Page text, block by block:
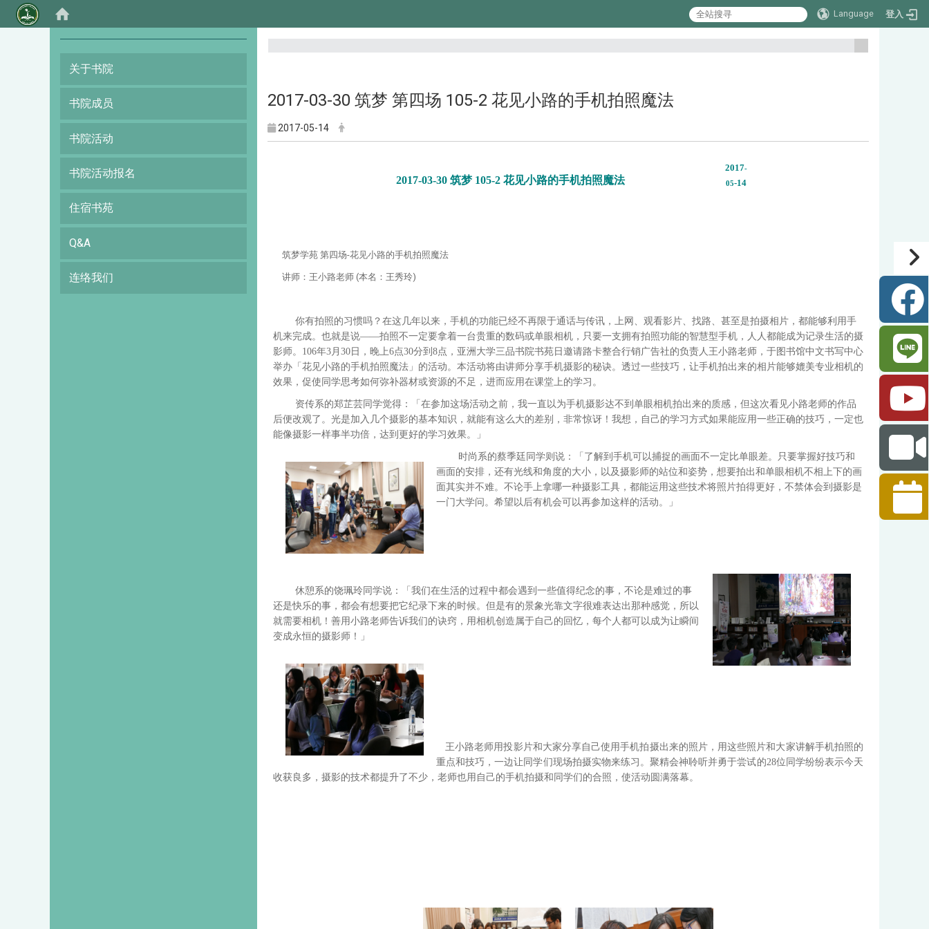
Language 登入
:::
关于书院
书院成员
书院活动
书院活动报名
住宿书苑
Q&A
连络我们
2017-03-30 筑梦 第四场 105-2 花见小路的手机拍照魔法
2017-05-14
2017-03-30 筑梦 105-2 花见小路的手机拍照魔法
2017-
05-14
筑梦学苑 第四场-花见小路的手机拍照魔法
讲师 ：王小路老师 (本名：王秀玲)
你有拍照的习惯吗？在这几年以来，手机的功能已经不再限于通话与传讯，上网、观看影片、找路、甚至是拍摄相片，都能够利用手
机来完成。也就是说——拍照不一定要拿着一台贵重的数码或单眼相机，只要一支拥有拍照功能的智慧型手机，人人都能成为记录生活的摄
影师。106年3月30日，晚上6点30分到8点，亚洲大学三品书院书苑日邀请路卡整合行销广告社的负责人王小路老师，于图书馆中文书写中心
举办「花见小路的手机拍照魔法」的活动。本活动将由讲师分享手机摄影的秘诀。透过一些技巧，让手机拍出来的相片能够媲美专业相机的
效果，促使同学思考如何弥补器材或资源的不足，进而应用在课堂上的学习。
资传系的郑芷芸同学觉得：「在参加这场活动之前，我一直以为手机摄影达不到单眼相机拍出来的质感，但这次看见小路老师的作品
后便改观了。光是加入几个摄影的基本知识，就能有这么大的差别，非常惊讶！我想，自己的学习方式如果能应用一些正确的技巧，一定也
能像摄影一样事半功倍，达到更好的学习效果。」
时尚系的蔡季廷同学则说：「了解到手机可以捕捉的画面不一定比单眼差。只要掌握好技巧和
画面的安排，还有光线和角度的大小，以及摄影师的站位和姿势，想要拍出和单眼相机不相上下的画
面其实并不难。不论手上拿哪一种摄影工具，都能运用这些技术将照片拍得更好，不禁体会到摄影是
一门大学问。希望以后有机会可以再参加这样的活动。」
休憩系的饶珮玲同学说：「我们在生活的过程中都会遇到一些值得纪念的事，不论是难过的事
还是快乐的事，都会有想要把它纪录下来的时候。但是有的景象光靠文字很难表达出那种感觉，所以
就需要相机！善用小路老师告诉我们的诀窍，用相机创造属于自己的回忆，每个人都可以成为让瞬间
变成永恒的摄影师！」
王小路老师用投影片和大家分享自己使用手机拍摄出来的照片，用这些照片和大家讲解手机拍照的
重点和技巧，一边让同学们现场拍摄实物来练习。聚精会神聆听并勇于尝试的28位同学纷纷表示今天
收获良多，摄影的技术都提升了不少，老师也用自己的手机拍摄和同学们的合照，使活动圆满落幕。